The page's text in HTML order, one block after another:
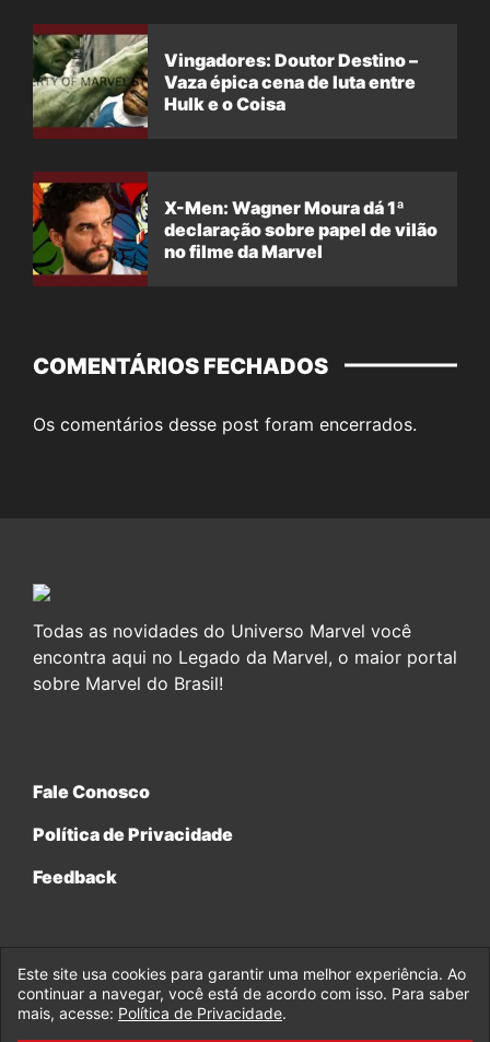
Vingadores: Doutor Destino –
Vaza épica cena de luta entre
Hulk e o Coisa
X-Men: Wagner Moura dá 1ª
declaração sobre papel de vilão
no filme da Marvel
COMENTÁRIOS FECHADOS
Os comentários desse post foram encerrados.
Todas as novidades do Universo Marvel você
encontra aqui no Legado da Marvel, o maior portal
sobre Marvel do Brasil!
Fale Conosco
Política de Privacidade
Feedback
© 2017-2026 Legado da Marvel, uma empresa da Legado
Enterprises.
Este site usa cookies para garantir uma melhor experiência. Ao
continuar a navegar, você está de acordo com isso. Para saber
mais, acesse: Política de Privacidade.